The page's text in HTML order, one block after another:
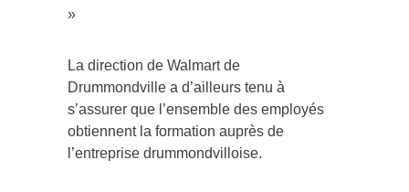
»
La direction de Walmart de
Drummondville a d’ailleurs tenu à
s’assurer que l’ensemble des employés
obtiennent la formation auprès de
l’entreprise drummondvilloise.